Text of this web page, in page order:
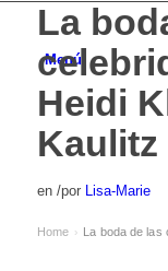
Menú
La
Heidi
Kaulitz
en /por Lisa-Marie
Home › La boda de las